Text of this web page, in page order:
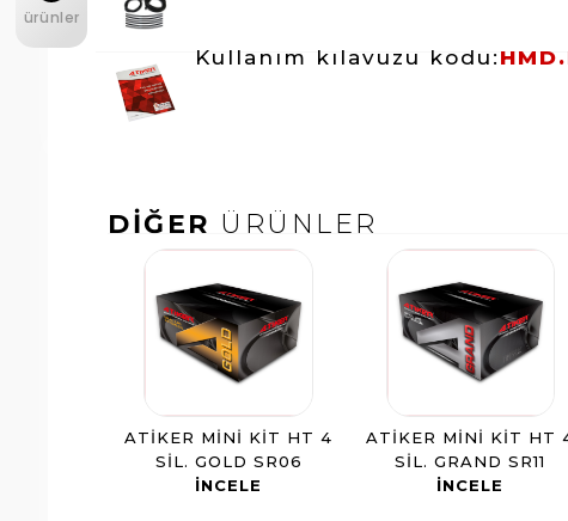
Kullanım kılavuzu kodu:
DİĞER ÜRÜNLER
ATIKER MINI KIT HT 4
SIL. GOLD SR06
INCELE
ATIKER MINI KIT HT
SIL. GRAND SR11
INCELE
ürünler